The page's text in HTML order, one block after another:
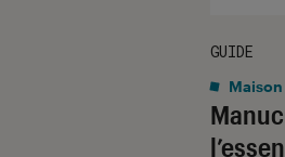
GUIDE
Maison